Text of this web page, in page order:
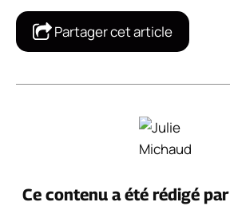
Partager cet article
Ce contenu a été rédigé par